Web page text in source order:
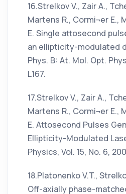
16.Strelkov V., Zair A.,
Martens R., Cormi¬er E.,
E. Single attosecond
an ellipticity-modulated
Phys. B: At. Mol. Opt.
L167.
17.Strelkov V., Zair A.,
Martens R., Cormi¬er E.,
E. Attosecond Pulses
Ellipticity-Modulated
Physics, Vol. 15, No. 6,
18.Platonenko V.T.,
Off-axially phase-